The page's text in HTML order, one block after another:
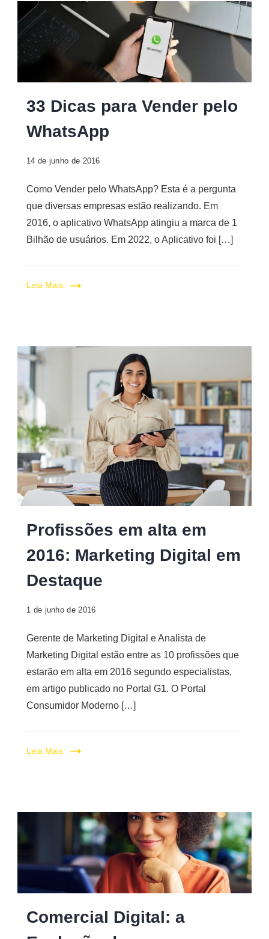
33 Dicas para Vender pelo
WhatsApp
14 de junho de 2016
Como Vender pelo WhatsApp? Esta é a pergunta
que diversas empresas estão realizando. Em
2016, o aplicativo WhatsApp atingiu a marca de 1
Bilhão de usuários. Em 2022, o Aplicativo foi […]
Leia Mais
em
alta
Profissões em alta em
2016: Marketing Digital em
Destaque
1 de junho de 2016
Gerente de Marketing Digital e Analista de
Marketing Digital estão entre as 10 profissões que
estarão em alta em 2016 segundo especialistas,
em artigo publicado no Portal G1. O Portal
Consumidor Moderno […]
Leia Mais
Comercial Digital: a